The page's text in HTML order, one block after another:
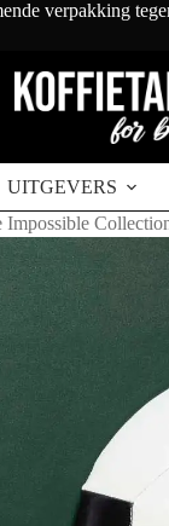
winkelwagen
verpakking
UITGEVERS
Impossible